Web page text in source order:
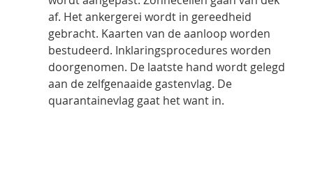
af. Het ankergerei wordt in gereedheid
gebracht. Kaarten van de aanloop worden
bestudeerd. Inklaringsprocedures worden
doorgenomen. De laatste hand wordt gelegd
aan de zelfgenaaide gastenvlag. De
quarantainevlag gaat het want in.